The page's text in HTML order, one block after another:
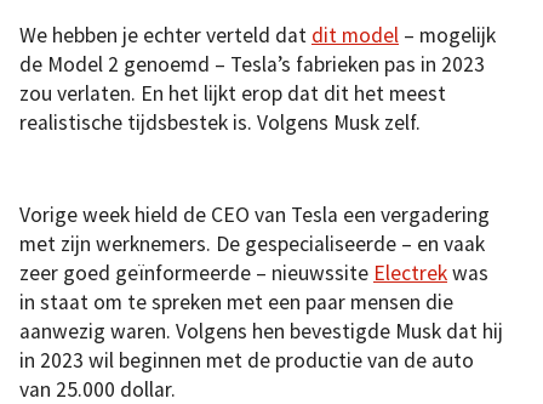
We hebben je echter verteld dat dit model – mogelijk
de Model 2 genoemd – Tesla’s fabrieken pas in 2023
zou verlaten. En het lijkt erop dat dit het meest
realistische tijdsbestek is. Volgens Musk zelf.
Vorige week hield de CEO van Tesla een vergadering
met zijn werknemers. De gespecialiseerde – en vaak
zeer goed geïnformeerde – nieuwssite Electrekwas
in staat om te spreken met een paar mensen die
aanwezig waren. Volgens hen bevestigde Musk dat hij
in 2023 wil beginnen met de productie van de auto
van 25.000 dollar.